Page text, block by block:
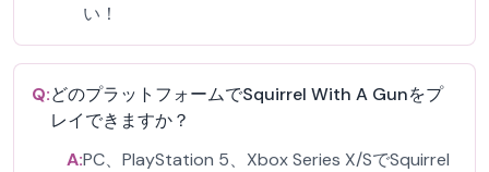
い！
Q:どのプラットフォームでSquirrel With A Gunをプ
レイできますか？
A:PC、PlayStation 5、Xbox Series X/SでSquirrel